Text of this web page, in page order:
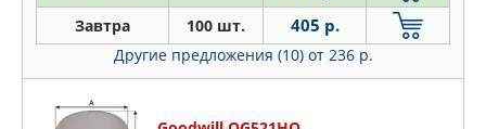
Завтра 100 шт. 405 р.
Другие предложения (10) от 236 р.